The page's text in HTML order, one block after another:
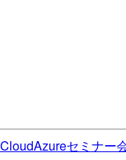
Azureセミナー